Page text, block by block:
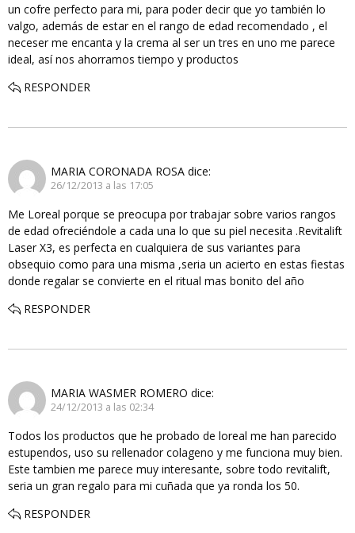
un cofre perfecto para mi, para poder decir que yo también lo
valgo, además de estar en el rango de edad recomendado , el
neceser me encanta y la crema al ser un tres en uno me parece
ideal, así nos ahorramos tiempo y productos
RESPONDER
MARIA CORONADA ROSA dice:
26/12/2013 a las 17:05
Me Loreal porque se preocupa por trabajar sobre varios rangos
de edad ofreciéndole a cada una lo que su piel necesita .Revitalift
Laser X3, es perfecta en cualquiera de sus variantes para
obsequio como para una misma ,seria un acierto en estas fiestas
donde regalar se convierte en el ritual mas bonito del año
RESPONDER
MARIA WASMER ROMERO dice:
24/12/2013 a las 02:34
Todos los productos que he probado de loreal me han parecido
estupendos, uso su rellenador colageno y me funciona muy bien.
Este tambien me parece muy interesante, sobre todo revitalift,
seria un gran regalo para mi cuñada que ya ronda los 50.
RESPONDER